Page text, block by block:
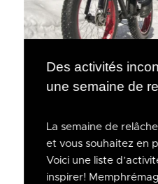
Des activités
une semaine de
La semaine de
et vous souhaitez en
Voici une liste
inspirer!